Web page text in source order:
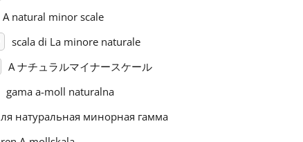
A natural minor scale
scala di La minore naturale
A ナチュラルマイナースケール
gama a-moll naturalna
ля натуральная минорная гамма